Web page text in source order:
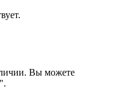
Вы можете